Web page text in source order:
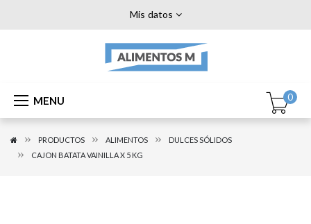
Mis datos
MENU 0
PRODUCTOS ALIMENTOS
DULCES SÓLIDOS
CAJON BATATA VAINILLA X 5 KG